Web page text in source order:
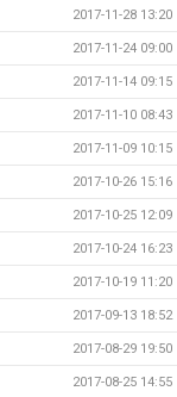
2017-11-28 13:20
2017-11-24 09:00
2017-11-14 09:15
2017-11-10 08:43
2017-11-09 10:15
2017-10-26 15:16
2017-10-25 12:09
2017-10-24 16:23
2017-10-19 11:20
2017-09-13 18:52
2017-08-29 19:50
2017-08-25 14:55